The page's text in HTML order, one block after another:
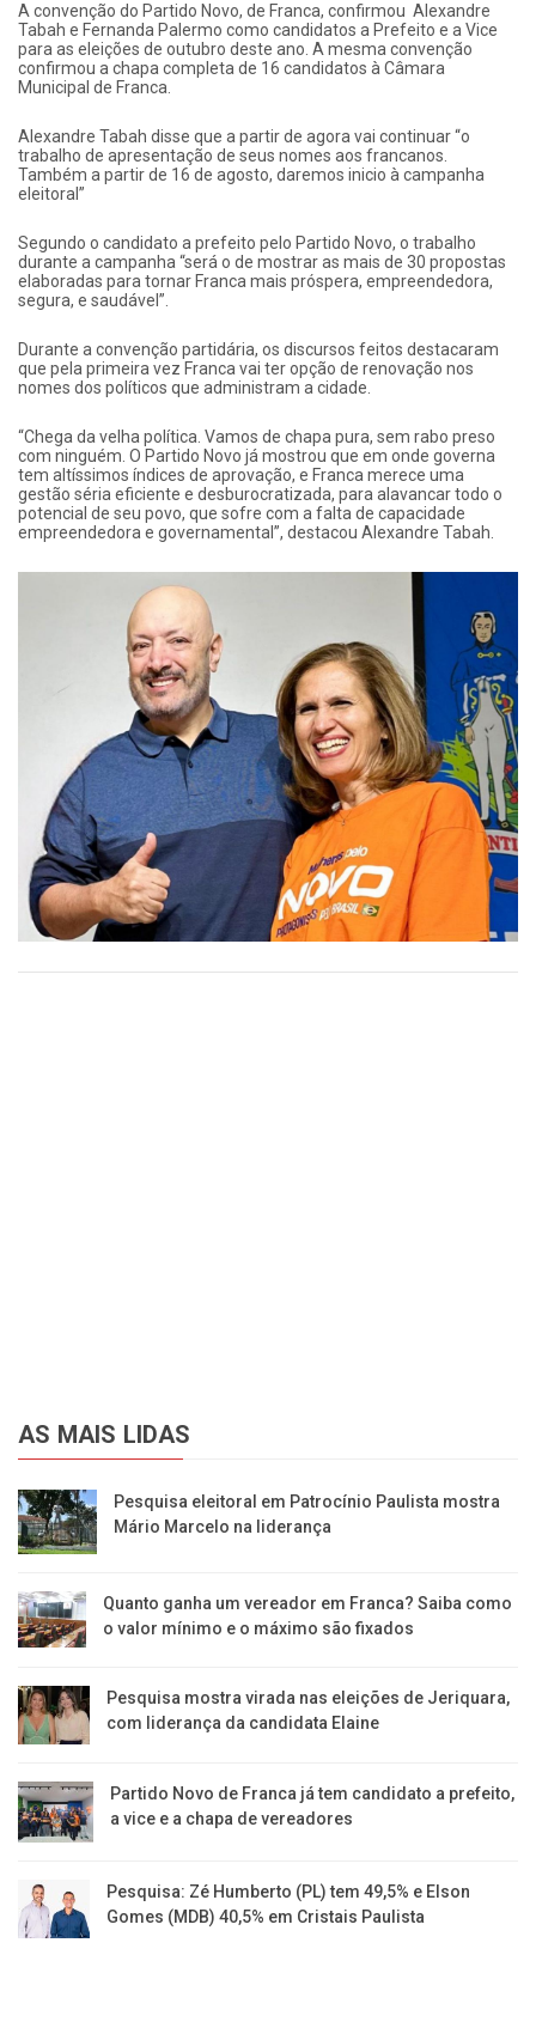
A convenção do Partido Novo, de Franca, confirmou Alexandre
Tabah e Fernanda Palermo como candidatos a Prefeito e a Vice
para as eleições de outubro deste ano. A mesma convenção
confirmou a chapa completa de 16 candidatos à Câmara
Municipal de Franca.
Alexandre Tabah disse que a partir de agora vai continuar “o
trabalho de apresentação de seus nomes aos francanos.
Também a partir de 16 de agosto, daremos inicio à campanha
eleitoral”
Segundo o candidato a prefeito pelo Partido Novo, o trabalho
durante a campanha “será o de mostrar as mais de 30 propostas
elaboradas para tornar Franca mais próspera, empreendedora,
segura, e saudável”.
Durante a convenção partidária, os discursos feitos destacaram
que pela primeira vez Franca vai ter opção de renovação nos
nomes dos políticos que administram a cidade.
“Chega da velha política. Vamos de chapa pura, sem rabo preso
com ninguém. O Partido Novo já mostrou que em onde governa
tem altíssimos índices de aprovação, e Franca merece uma
gestão séria eficiente e desburocratizada, para alavancar todo o
potencial de seu povo, que sofre com a falta de capacidade
empreendedora e governamental”, destacou Alexandre Tabah.
AS MAIS LIDAS
Pesquisa eleitoral em Patrocínio Paulista mostra
Mário Marcelo na liderança
Quanto ganha um vereador em Franca? Saiba como
o valor mínimo e o máximo são fixados
Pesquisa mostra virada nas eleições de Jeriquara,
com liderança da candidata Elaine
Partido Novo de Franca já tem candidato a prefeito,
a vice e a chapa de vereadores
Pesquisa: Zé Humberto (PL) tem 49,5% e Elson
Gomes (MDB) 40,5% em Cristais Paulista